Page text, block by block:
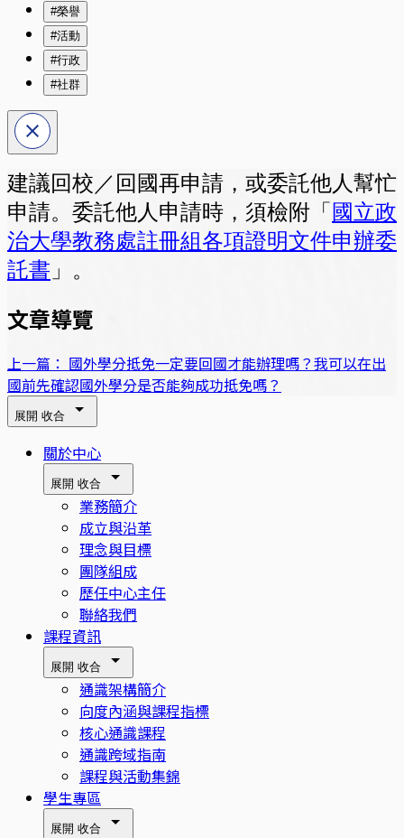
#榮譽
#活動
#行政
#社群
建議回校／回國再申請，或委託他人幫忙
申請。委託他人申請時，須檢附「國立政
治大學教務處註冊組各項證明文件申辦委
託書 」。
文章導覽
上一篇： 國外學分抵免一定要回國才能辦理嗎？我可以在出
國前先確認國外學分是否能夠成功抵免嗎？
展開 收合
關於中心
展開 收合
業務簡介
成立與沿革
理念與目標
團隊組成
歷任中心主任
聯絡我們
課程資訊
展開 收合
通識架構簡介
向度內涵與課程指標
核心通識課程
通識跨域指南
課程與活動集錦
學生專區
展開 收合